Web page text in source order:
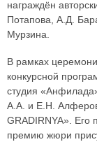
награждён
Потапова, А.Д.
Мурзина.
В рамках
конкурсной
студия
А.А. и Е.Н.
GRADIRNYA». Его
премию жюри